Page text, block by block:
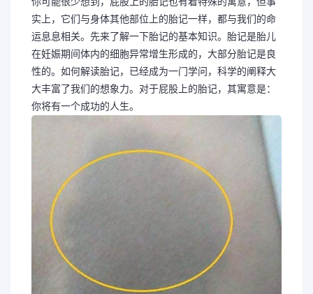
实上，它们与身体其他部位上的胎记一样，都与我们的命
运息息相关。先来了解一下胎记的基本知识。胎记是胎儿
在妊娠期间体内的细胞异常增生形成的，大部分胎记是良
性的。如何解读胎记，已经成为一门学问，科学的阐释大
大丰富了我们的想象力。对于屁股上的胎记，其寓意是：
你将有一个成功的人生。